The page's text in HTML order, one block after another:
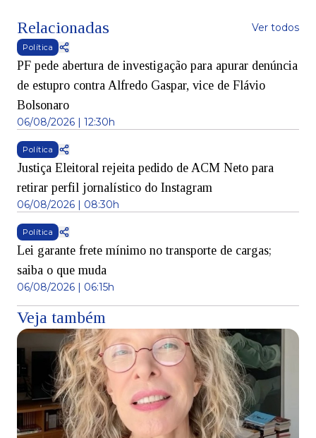
Relacionadas Ver todos
Política
PF pede abertura de investigação para apurar denúncia
de estupro contra Alfredo Gaspar, vice de Flávio
Bolsonaro
06/08/2026 | 12:30h
Política
Justiça Eleitoral rejeita pedido de ACM Neto para
retirar perfil jornalístico do Instagram
06/08/2026 | 08:30h
Política
Lei garante frete mínimo no transporte de cargas;
saiba o que muda
06/08/2026 | 06:15h
Veja também